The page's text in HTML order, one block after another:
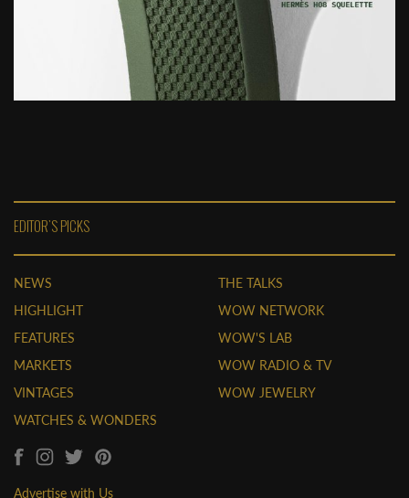
EDITOR'S PICKS
NEWS
HIGHLIGHT
FEATURES
MARKETS
VINTAGES
WATCHES & WONDERS
THE TALKS
WOW NETWORK
WOW'S LAB
WOW RADIO & TV
WOW JEWELRY
Advertise with Us